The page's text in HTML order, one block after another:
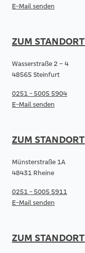
E-Mail senden
ZUM STANDORT
Wasserstraße 2 – 4
48565 Steinfurt
0251 - 5005 5904
E-Mail senden
ZUM STANDORT
Münsterstraße 1A
48431 Rheine
0251 - 5005 5911
E-Mail senden
ZUM STANDORT